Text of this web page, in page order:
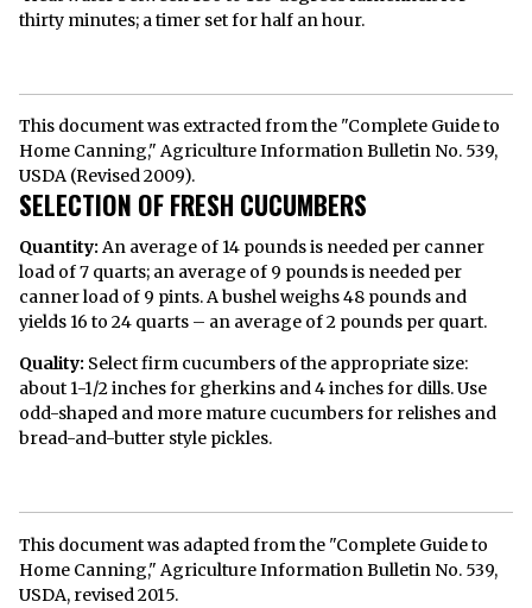
This document was extracted from the "Complete Guide to
Home Canning," Agriculture Information Bulletin No. 539,
USDA (Revised 2009).
SELECTION OF FRESH CUCUMBERS
Quantity: An average of 14 pounds is needed per canner
load of 7 quarts; an average of 9 pounds is needed per
canner load of 9 pints. A bushel weighs 48 pounds and
yields 16 to 24 quarts – an average of 2 pounds per quart.
Quality: Select firm cucumbers of the appropriate size:
about 1-1/2 inches for gherkins and 4 inches for dills. Use
odd-shaped and more mature cucumbers for relishes and
bread-and-butter style pickles.
This document was adapted from the "Complete Guide to
Home Canning," Agriculture Information Bulletin No. 539,
USDA, revised 2015.